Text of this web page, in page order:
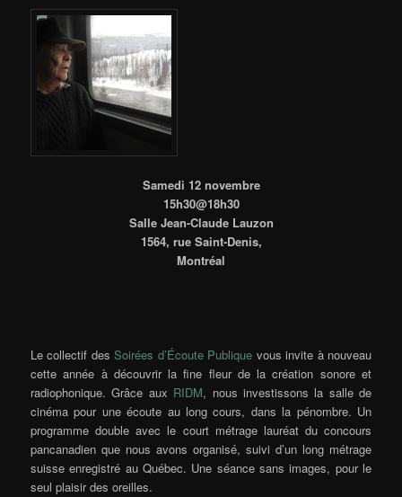
Samedi 12 novembre
15h30@18h30
Salle Jean-Claude Lauzon
1564, rue Saint-Denis,
Montréal
Le collectif desSoirées d’Écoute Publique vous invite à nouveau
cette année à découvrir la fine fleur de la création sonore et
radiophonique. Grâce aux RIDM, nous investissons la salle de
cinéma pour une écoute au long cours, dans la pénombre. Un
programme double avec le court métrage lauréat du concours
pancanadien que nous avons organisé, suivi d’un long métrage
suisse enregistré au Québec. Une séance sans images, pour le
seul plaisir des oreilles.